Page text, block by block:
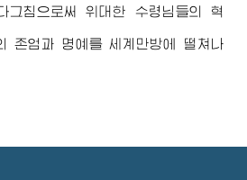
그침으로써 위대한 수령님 들의 혁
존엄과 명예를 세계만방에 떨쳐나